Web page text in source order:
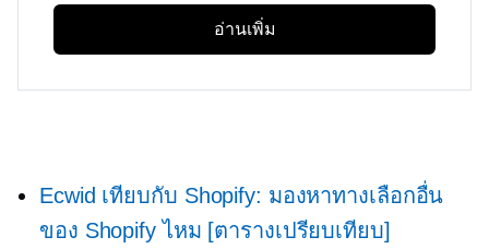
อ่านเพิ่ม
Ecwid เทียบกับ Shopify: มองหาทางเลือกอื่น
ของ Shopify ไหม [ตารางเปรียบเทียบ]